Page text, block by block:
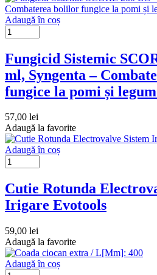
Adaugă în coș
Fungicid Sistemic
ml, Syngenta –
fungice la pomi și
57,00 lei
Adaugă la favorite
Adaugă în coș
Cutie Rotunda
Irigare Evotools
59,00 lei
Adaugă la favorite
Adaugă în coș